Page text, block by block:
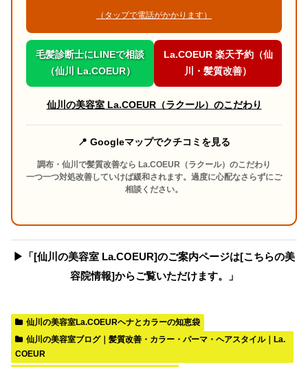
（タップで電話がかかります）
毛髪診断士にLINEで相談
（仙川 La.COEUR）
La.COEUR 楽天予約（仙
川・髪質改善）
仙川の美容室 La.COEUR（ラクール）のこだわり
📍 Googleマップでクチコミを見る
調布・仙川で髪質改善なら La.COEUR（ラクール）のこだわり
一つ一つ対処改善していけば緩和されます。過度に心配なさらずにご
相談ください。
▶︎「[仙川の美容室 La.COEUR]のご案内ページは[こちらの美
容院情報]からご覧いただけます。」
仙川の美容室La.COEURヘナとカラーの知恵袋
仙川の美容室ブログ｜髪質改善・カラー・パーマ・ヘアスタイル｜La.
COEUR